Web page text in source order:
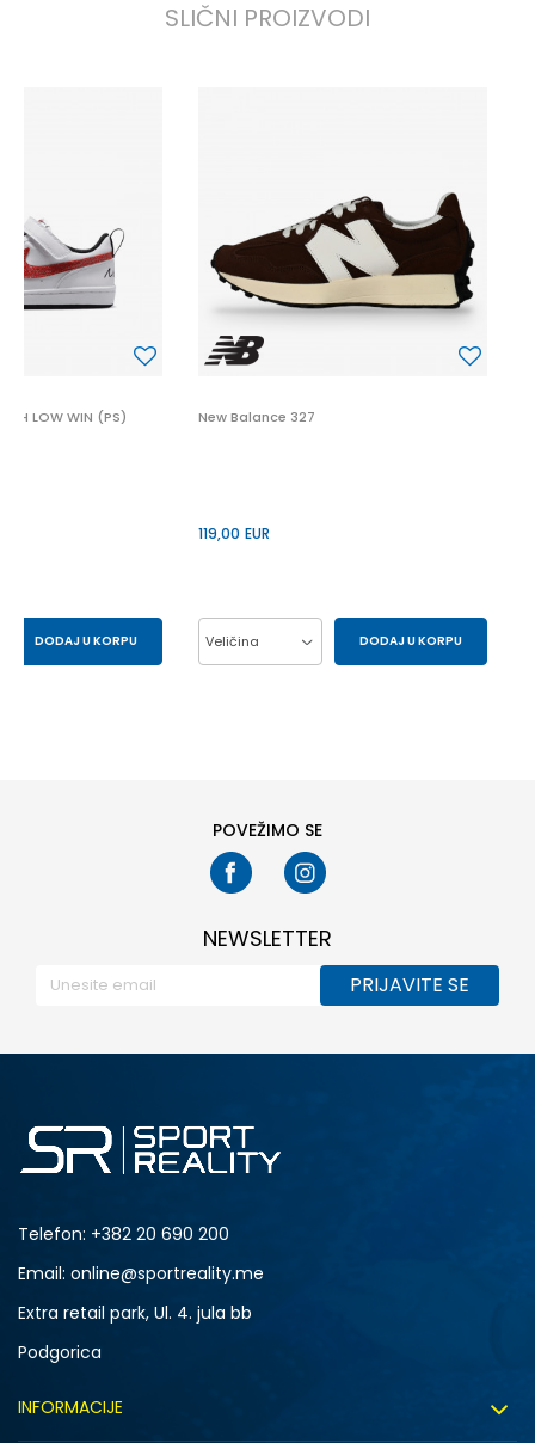
SLIČNI PROIZVODI
LOW WIN (PS)
DODAJ U KORPU
New Balance 327
119,00 EUR
Veličina DODAJ U KORPU
POVEŽIMO SE
NEWSLETTER
PRIJAVITE SE
Telefon: +382 20 690 200
Email: online@sportreality.me
Extra retail park, Ul. 4. jula bb
Podgorica
INFORMACIJE